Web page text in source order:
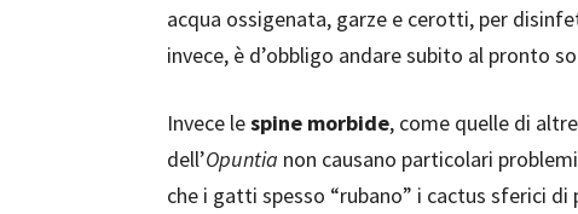
acqua ossigenata, garze e cerotti, per
invece, è d’obbligo andare subito al pronto
Invece lespine morbide, come quelle di
dell’Opuntia non causano particolari
che i gatti spesso “rubano” i cactus sferici